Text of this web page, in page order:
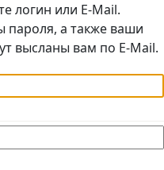
логин или E-Mail.
пароля, а также ваши
высланы вам по E-Mail.